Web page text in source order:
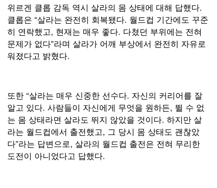
위르겐 클롭 감독 역시 살라의 몸 상태에 대해 답했다.
클롭은 “살라는 완전히 회복됐다. 월드컵 기간에도 꾸준
히 연락했고, 현재는 매우 좋다. 다쳤던 부위에는 전혀
문제가 없다”라며 살라가 어깨 부상에서 완전히 자유로
워졌다고 밝혔다.
또한 “살라는 매우 신중한 선수다. 자신의 커리어를 잘
알고 있다. 사람들이 자신에게 무엇을 원하든, 뛸 수 없
는 몸 상태라면 살라도 뛰지 않았을 것이다. 하지만 살
라는 월드컵에서 출전했고, 그 당시 몸 상태도 괜찮았
다”라는 답변으로, 살라의 월드컵 출전은 전혀 무리한
도전이 아니었다고 답했다.